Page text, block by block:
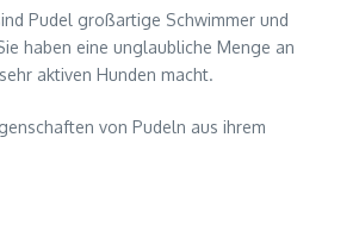
Pudel großartige Schwimmer und
haben eine unglaubliche Menge an
aktiven Hunden macht.
von Pudeln aus ihrem